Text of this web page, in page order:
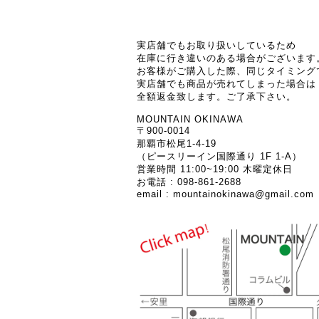
実店舗でもお取り扱いしているため
在庫に行き違いのある場合がございます
お客様がご購入した際、同じタイミング
実店舗でも商品が売れてしまった場合は
全額返金致します。ご了承下さい。
MOUNTAIN OKINAWA
〒900-0014
那覇市松尾1-4-19
（ピースリーイン国際通り 1F 1-A）
営業時間 11:00~19:00 木曜定休日
お電話 : 098-861-2688
email : mountainokinawa@gmail.com